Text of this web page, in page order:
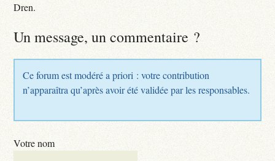
Dren.
Un message, un commentaire ?
Ce forum est modéré a priori : votre contribution
n’apparaîtra qu’après avoir été validée par les responsables.
Votre nom